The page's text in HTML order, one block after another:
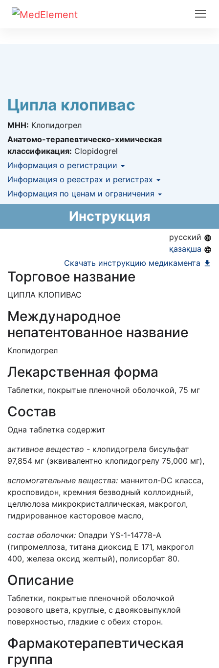
Ципла клопивас
МНН: Клопидогрел
Анатомо-терапевтическо-химическая
классификация: Clopidogrel
Информация о регистрации
Номер регистрации в РК:№ РК-ЛС-5№122121
Информация о регистрации в РК:18.03.2016 -
18.03.2021
Информация о реестрах и регистрах
КНФ (ЛС включено в Казахстанский
национальный формуляр лекарственных
АЛО (Включено в Список бесплатного
амбулаторного лекарственного обеспечения)
ЕД (Включено в Список ЛС в рамках ГОБМП,
подлежащих закупу у Единого
Информация по ценам и ограничения
Инструкция
русский
қазақша
Скачать инструкцию медикамента
Торговое название
ЦИПЛА КЛОПИВАС
Международное
непатентованное название
Клопидогрел
Лекарственная форма
Таблетки, покрытые пленочной оболочкой, 75 мг
Состав
Одна таблетка содержит
активное вещество - клопидогрела бисульфат
97,854 мг (эквивалентно клопидогрелу 75,000 мг),
вспомогательные вещества: маннитол-DC класса,
кросповидон, кремния безводный коллоидный,
целлюлоза микрокристаллическая, макрогол,
гидрированное касторовое масло,
состав оболочки: Опадри YS-1-14778-A
(гипромеллоза, титана диоксид Е 171, макрогол
400, железа оксид желтый), полисорбат 80.
Описание
Таблетки, покрытые пленочной оболочкой
розового цвета, круглые, с двояковыпуклой
поверхностью, гладкие с обеих сторон.
Фармакотерапевтическая
группа